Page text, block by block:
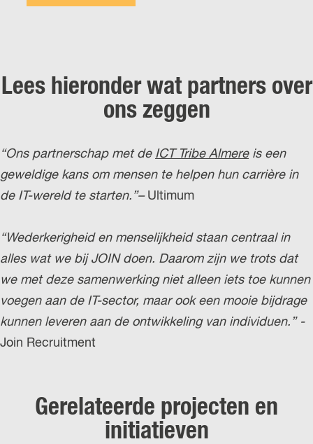
i
b
e
v
n
r
v
i
w
I
C
T
T
r
e
Lees hieronder wat partners over
ons zeggen
“Ons partnerschap met de ICT Tribe Almereis een
geweldige kans om mensen te helpen hun carrière in
de IT-wereld te starten.”– Ultimum
“Wederkerigheid en menselijkheid staan centraal in
alles wat we bij JOIN doen. Daarom zijn we trots dat
we met deze samenwerking niet alleen iets toe kunnen
voegen aan de IT-sector, maar ook een mooie bijdrage
kunnen leveren aan de ontwikkeling van individuen.” -
Join Recruitment
Gerelateerde projecten en
initiatieven